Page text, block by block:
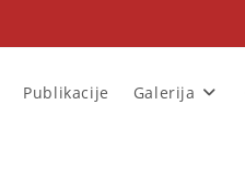
Publikacije Galerija